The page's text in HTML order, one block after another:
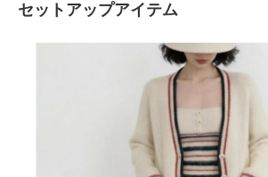
セットアップアイテム